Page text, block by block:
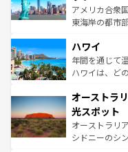
ことができる
者向けの交通
着のスイス情報
アメリカ合衆
東海岸の都市
のような巨大
ンメントが詰
西部には大自
部のニューオ
文化が魅力。
しみながら、
るだろう。車
ハワイ
年間を通じて
ハワイは、ど
ワイ島は見逃
島だが、静か
おすすめ。エ
文化や歴史が
オーストラ
光スポット
オーストラリ
シドニーのシ